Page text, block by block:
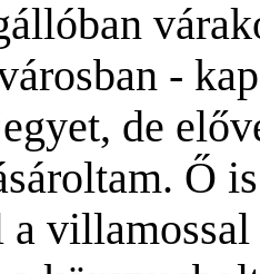
-
de
Ő
a